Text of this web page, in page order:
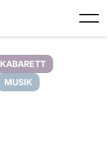
KABARETT
MUSIK